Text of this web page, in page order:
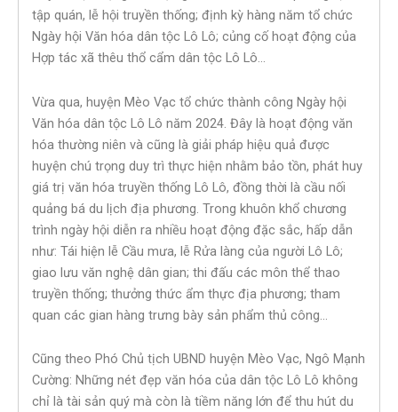
tập quán, lễ hội truyền thống; định kỳ hàng năm tổ chức
Ngày hội Văn hóa dân tộc Lô Lô; củng cố hoạt động của
Hợp tác xã thêu thổ cẩm dân tộc Lô Lô…
Vừa qua, huyện Mèo Vạc tổ chức thành công Ngày hội
Văn hóa dân tộc Lô Lô năm 2024. Đây là hoạt động văn
hóa thường niên và cũng là giải pháp hiệu quả được
huyện chú trọng duy trì thực hiện nhằm bảo tồn, phát huy
giá trị văn hóa truyền thống Lô Lô, đồng thời là cầu nối
quảng bá du lịch địa phương. Trong khuôn khổ chương
trình ngày hội diễn ra nhiều hoạt động đặc sắc, hấp dẫn
như: Tái hiện lễ Cầu mưa, lễ Rửa làng của người Lô Lô;
giao lưu văn nghệ dân gian; thi đấu các môn thể thao
truyền thống; thưởng thức ẩm thực địa phương; tham
quan các gian hàng trưng bày sản phẩm thủ công…
Cũng theo Phó Chủ tịch UBND huyện Mèo Vạc, Ngô Mạnh
Cường: Những nét đẹp văn hóa của dân tộc Lô Lô không
chỉ là tài sản quý mà còn là tiềm năng lớn để thu hút du